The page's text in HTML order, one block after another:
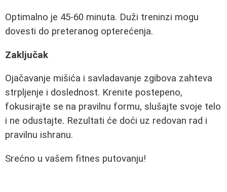
Optimalno je 45-60 minuta. Duži treninzi mogu
dovesti do preteranog opterećenja.
Zaključak
Ojačavanje mišića i savladavanje zgibova zahteva
strpljenje i doslednost. Krenite postepeno,
fokusirajte se na pravilnu formu, slušajte svoje telo
i ne odustajte. Rezultati će doći uz redovan rad i
pravilnu ishranu.
Srećno u vašem fitnes putovanju!